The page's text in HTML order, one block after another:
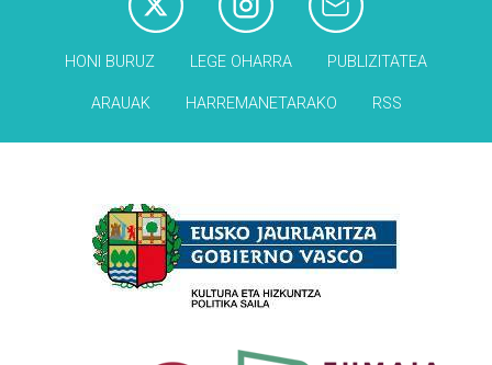
HONI BURUZ LEGE OHARRA PUBLIZITATEA
ARAUAK HARREMANETARAKO RSS